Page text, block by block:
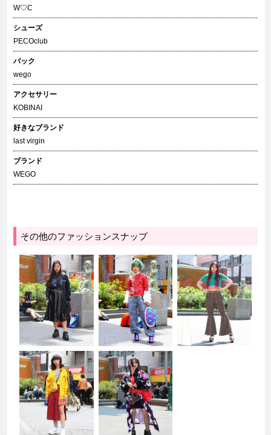
W♡C
シューズ
PECOclub
バック
wego
アクセサリー
KOBINAI
好きなブランド
last virgin
ブランド
WEGO
その他のファッションスナップ